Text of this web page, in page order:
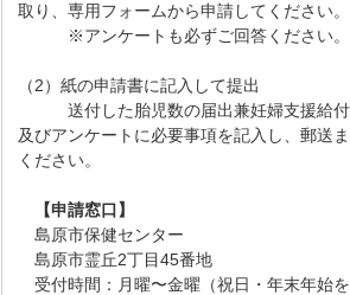
取り、専用フォームから申請してください。
※アンケートも必ずご回答くださ
（2）紙の申請書に記入して提出
送付した胎児数の届出兼妊婦支援給付
及びアンケートに必要事項を記入し、郵送
ください。
【申請窓口】
島原市保健センター
島原市霊丘2丁目45番地
受付時間：月曜〜金曜（祝日・年末年始